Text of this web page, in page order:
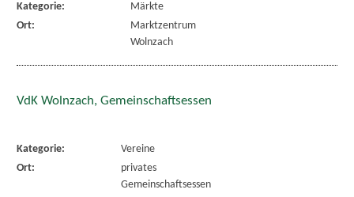
Kategorie:
Märkte
Ort:
Marktzentrum
Wolnzach
VdK Wolnzach, Gemeinschaftsessen
Kategorie:
Vereine
Ort:
privates
Gemeinschaftsessen